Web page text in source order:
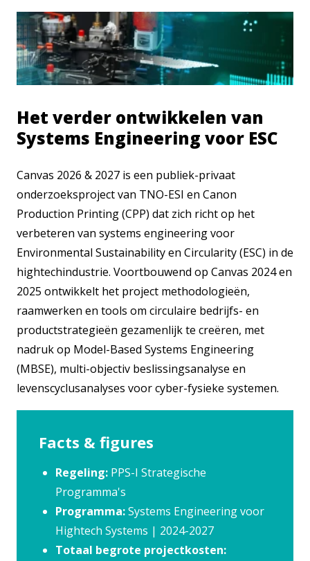
Het verder ontwikkelen van
Systems Engineering voor ESC
Canvas 2026 & 2027 is een publiek-privaat
onderzoeksproject van TNO-ESI en Canon
Production Printing (CPP) dat zich richt op het
verbeteren van systems engineering voor
Environmental Sustainability en Circularity (ESC) in de
hightechindustrie. Voortbouwend op Canvas 2024 en
2025 ontwikkelt het project methodologieën,
raamwerken en tools om circulaire bedrijfs- en
productstrategieën gezamenlijk te creëren, met
nadruk op Model-Based Systems Engineering
(MBSE), multi-objectiv beslissingsanalyse en
levenscyclusanalyses voor cyber-fysieke systemen.
Facts & figures
Regeling: PPS-I Strategische
Programma's
Programma:Systems Engineering voor
Hightech Systems | 2024-2027
Totaal begrote projectkosten: